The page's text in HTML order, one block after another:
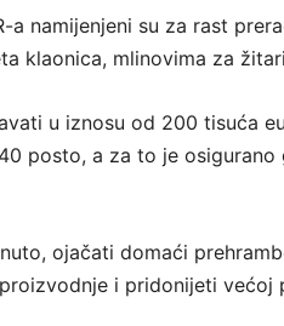
a namijenjeni su za rast
klaonica, mlinovima za
u iznosu od 200 tisuća
posto, a za to je
ojačati domaći
i pridonijeti većoj